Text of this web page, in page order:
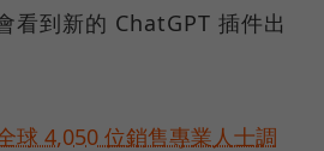
看到新的 ChatGPT 插件出
球 4,050 位銷售專業人士調